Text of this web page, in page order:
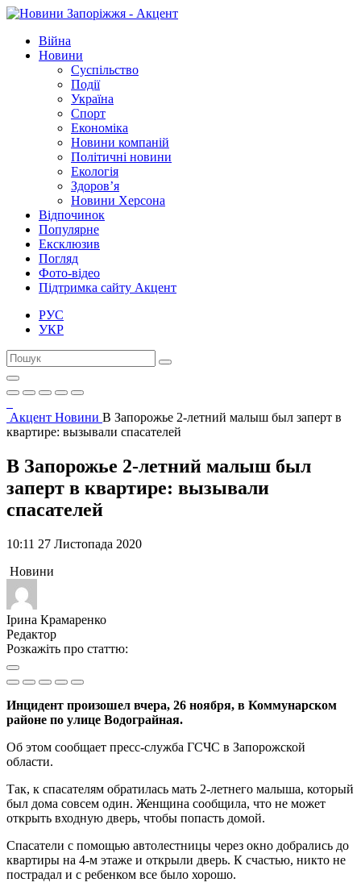
Війна
Новини
Суспільство
Події
Україна
Спорт
Економіка
Новини компаній
Політичні новини
Екологія
Здоров’я
Новини Херсона
Відпочинок
Популярне
Ексклюзив
Погляд
Фото-відео
Підтримка сайту Акцент
РУС
УКР
Акцент Новини В Запорожье 2-летний малыш был заперт в
квартире: вызывали спасателей
В Запорожье 2-летний малыш был
заперт в квартире: вызывали
спасателей
10:11 27 Листопада 2020
Новини
Ірина Крамаренко
Редактор
Розкажіть про статтю:
Инцидент произошел вчера, 26 ноября, в Коммунарском
районе по улице Водограйная.
Об этом сообщает пресс-служба ГСЧС в Запорожской
области.
Так, к спасателям обратилась мать 2-летнего малыша, который
был дома совсем один. Женщина сообщила, что не может
открыть входную дверь, чтобы попасть домой.
Спасатели с помощью автолестницы через окно добрались до
квартиры на 4-м этаже и открыли дверь. К счастью, никто не
пострадал и с ребенком все было хорошо.